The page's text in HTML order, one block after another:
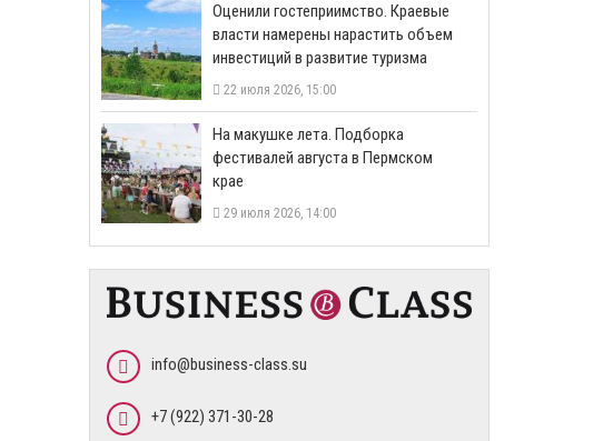
Оценили гостеприимство. Краевые
власти намерены нарастить объем
инвестиций в развитие туризма
22 июля 2026, 15:00
На макушке лета. Подборка
фестивалей августа в Пермском
крае
29 июля 2026, 14:00
info@business-class.su
+7 (922) 371-30-28